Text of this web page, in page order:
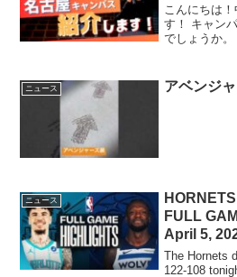
こんにちは
す！ キャン
でしょうか
ニュース アベンジ
ニュース
FULL
April 5,
The Hornets
122-108